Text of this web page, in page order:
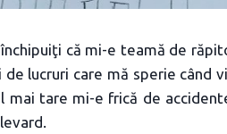
că mi-e teamă de
lucruri care mă sperie când
mai tare mi-e frică de